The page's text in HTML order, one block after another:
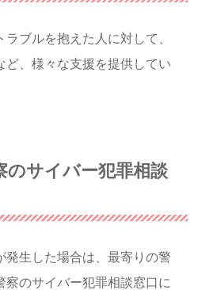
ラブルを抱えた人に対して、
ど、様々な支援を提供してい
のサイバー犯罪相談
発生した場合は、最寄りの警
察のサイバー犯罪相談窓口に